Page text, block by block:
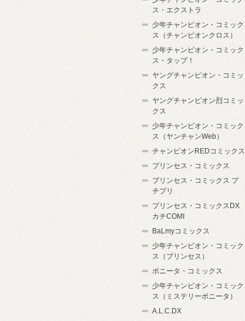
ス・エクストラ
少年チャンピオン・コミック
ス（チャンピオンクロス）
少年チャンピオン・コミック
ス・タップ！
ヤングチャンピオン・コミッ
クス
ヤングチャンピオン烈コミッ
クス
少年チャンピオン・コミック
ス（ヤンチャンWeb）
チャンピオンREDコミックス
プリンセス・コミックス
プリンセス・コミックス プ
チプリ
プリンセス・コミックスDX
カチCOMI
BaLmyコミックス
少年チャンピオン・コミック
ス（プリンセス）
ボニータ・コミックス
少年チャンピオン・コミック
ス（ミステリーボニータ）
A.L.C.DX